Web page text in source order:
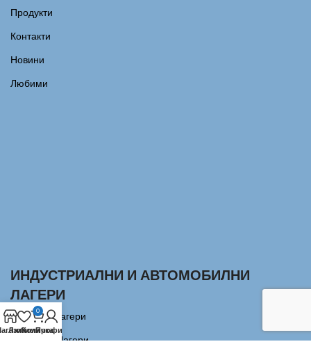
Продукти
Контакти
Новини
Любими
ИНДУСТРИАЛНИ И АВТОМОБИЛНИ
ЛАГЕРИ
Сачмени лагери
Аксиални Лагери
Любими
0
Количка
Профил